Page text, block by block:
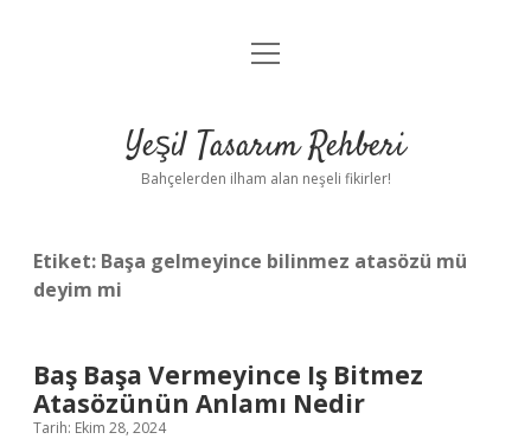
Anasayfa
Yasal Uyarı
menüyü
Yeşil Tasarım Rehberi
Bahçelerden ilham alan neşeli fikirler!
Etiket: Başa gelmeyince bilinmez atasözü mü
deyim mi
Baş Başa Vermeyince Iş Bitmez
Atasözünün Anlamı Nedir
Tarih: Ekim 28, 2024